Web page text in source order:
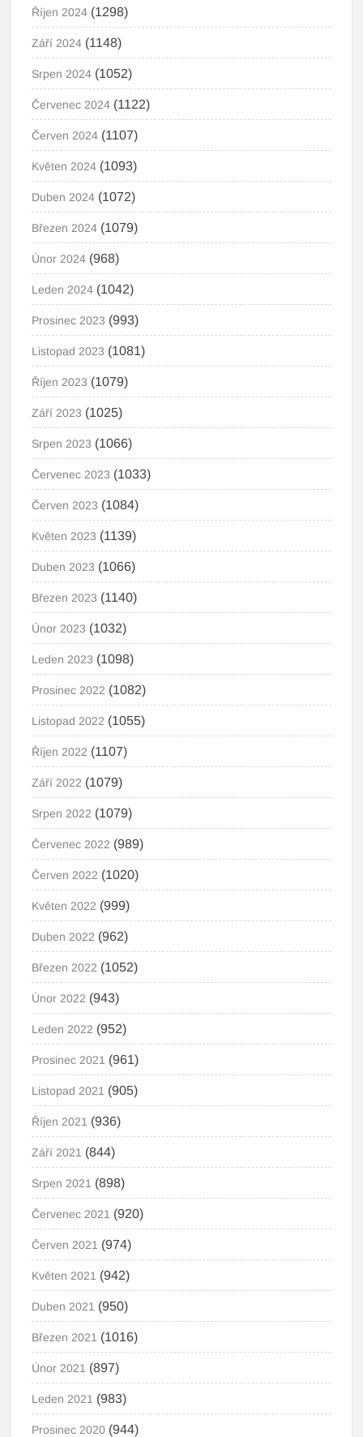
Říjen 2024 (1298)
Září 2024 (1148)
Srpen 2024 (1052)
Červenec 2024 (1122)
Červen 2024 (1107)
Květen 2024 (1093)
Duben 2024 (1072)
Březen 2024 (1079)
Únor 2024 (968)
Leden 2024 (1042)
Prosinec 2023 (993)
Listopad 2023 (1081)
Říjen 2023 (1079)
Září 2023 (1025)
Srpen 2023 (1066)
Červenec 2023 (1033)
Červen 2023 (1084)
Květen 2023 (1139)
Duben 2023 (1066)
Březen 2023 (1140)
Únor 2023 (1032)
Leden 2023 (1098)
Prosinec 2022 (1082)
Listopad 2022 (1055)
Říjen 2022 (1107)
Září 2022 (1079)
Srpen 2022 (1079)
Červenec 2022 (989)
Červen 2022 (1020)
Květen 2022 (999)
Duben 2022 (962)
Březen 2022 (1052)
Únor 2022 (943)
Leden 2022 (952)
Prosinec 2021 (961)
Listopad 2021 (905)
Říjen 2021 (936)
Září 2021 (844)
Srpen 2021 (898)
Červenec 2021 (920)
Červen 2021 (974)
Květen 2021 (942)
Duben 2021 (950)
Březen 2021 (1016)
Únor 2021 (897)
Leden 2021 (983)
Prosinec 2020 (944)